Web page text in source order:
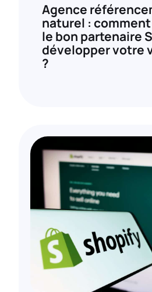
Agence
naturel :
le bon partenaire
développer votre
?